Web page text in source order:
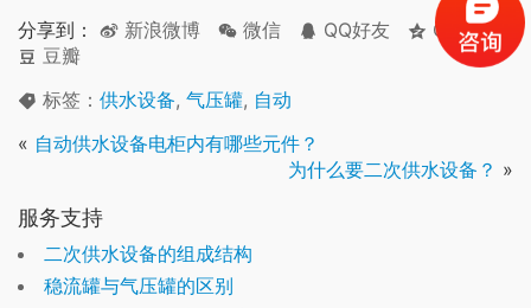
分享到： 新浪微博 微信 QQ好友
QQ空间
豆瓣
标签： 供水设备, 气压罐, 自动
« 自动供水设备电柜内有哪些元件？
为什么要二次供水设备？ »
服务支持
二次供水设备的组成结构
稳流罐与气压罐的区别